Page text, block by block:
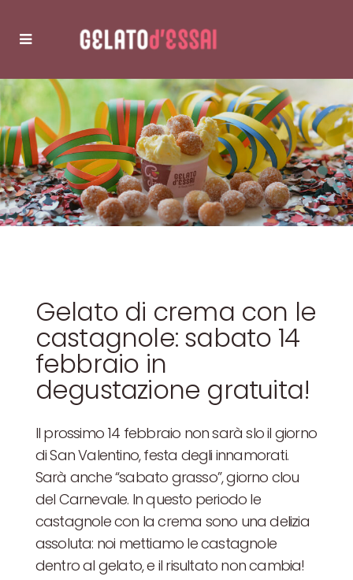
Gelato di crema con le
castagnole: sabato 14
febbraio in
degustazione gratuita!
Il prossimo 14 febbraio non sarà slo il giorno
di San Valentino, festa degli innamorati.
Sarà anche “sabato grasso”, giorno clou
del Carnevale. In questo periodo le
castagnole con la crema sono una delizia
assoluta: noi mettiamo le castagnole
dentro al gelato, e il risultato non cambia!